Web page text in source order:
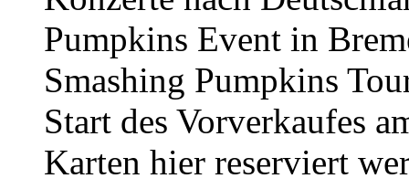
Pumpkins Event in
Smashing Pumpkins
Start des Vorverkaufes
Karten hier reserviert